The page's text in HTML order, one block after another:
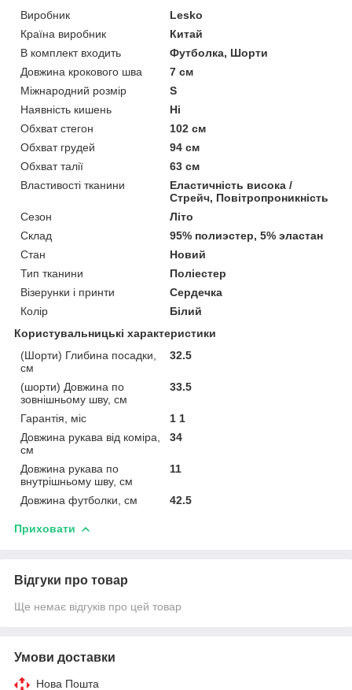
Виробник
Lesko
Країна виробник
Китай
В комплект входить
Футболка, Шорти
Довжина крокового шва
7 см
Міжнародний розмір
S
Наявність кишень
Ні
Обхват стегон
102 см
Обхват грудей
94 см
Обхват талії
63 см
Властивості тканини
Еластичність висока /
Стрейч, Повітропроникність
Сезон
Літо
Склад
95% полиэстер, 5% эластан
Стан
Новий
Тип тканини
Поліестер
Візерунки і принти
Сердечка
Колір
Білий
Користувальницькі характеристики
(Шорти) Глибина посадки,
см
32.5
(шорти) Довжина по
зовнішньому шву, см
33.5
Гарантія, міс
1 1
Довжина рукава від коміра,
см
34
Довжина рукава по
внутрішньому шву, см
11
Довжина футболки, см 42.5
Приховати
Відгуки про товар
Ще немає відгуків про цей товар
Умови доставки
Нова Пошта